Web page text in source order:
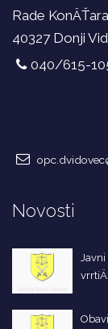
Rade
40327 Donji
040/615-
Novosti